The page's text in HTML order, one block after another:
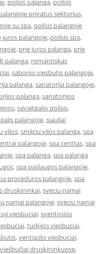
, poilsis palanga, poilsis
privatus sektorius,
su spa, poilsis palangoje
juros palangoje, poilsis spa,
, prie juros palanga, prie
palanga, romantiskas
,sabonio viesbutis palangoje,
palanga,sanatorija palangoje,
palanga,sanatorijos
,savaitgalio poilsis,
palangoje,siauliai
vilos,smilciu vilos palanga,spa
palangoje,spa centras,spa
,spa palanga,spa palanga
,spa paslaugos palangoje,
proceduros palangoje,spa
druskininkai,sveciu namai
namai palangoje,sveciu namai
viesbuciai,sventosios
,turkijos viesbuciai,
,ventspilis viesbuciai,
viešbučiai druskininkuose,